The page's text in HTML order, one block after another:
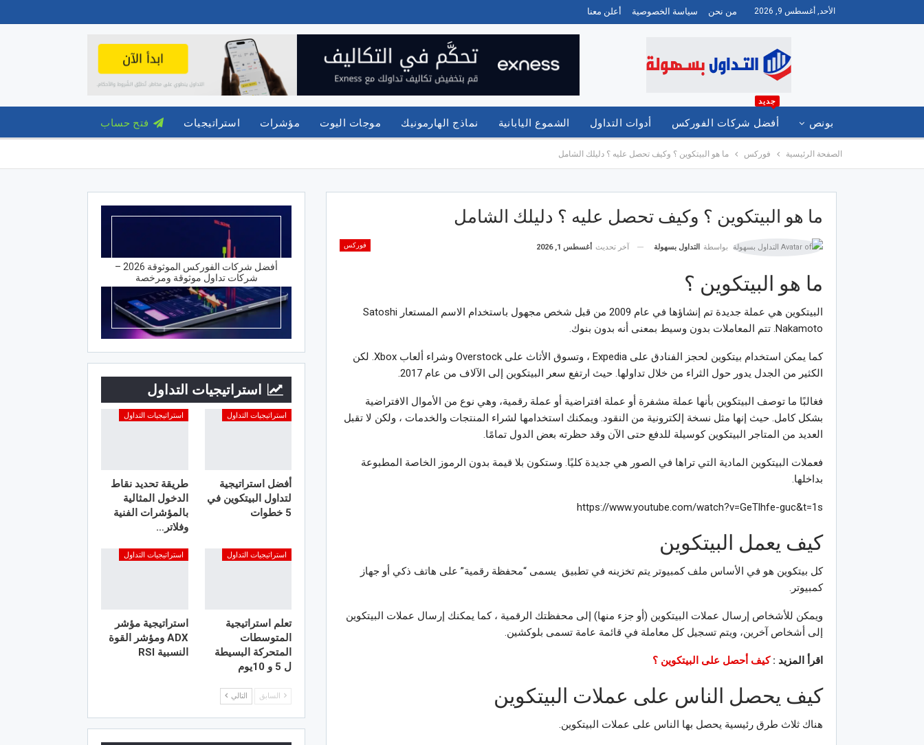
الأحد, أغسطس 9, 2026 من نحن سياسة الخصوصية أعلن معنا
بونص أفضل شركات الفوركس
جديد
أدوات التداول الشموع اليابانية نماذج الهارمونيك موجات اليوت مؤشرات استراتيجيات فتح حساب
العربية
الصفحة الرئيسية فوركس ما هو البيتكوين ؟ وكيف تحصل عليه ؟ دليلك الشامل
ما هو البيتكوين ؟ وكيف تحصل عليه ؟ دليلك الشامل
فوركس بواسطة التداول بسهولة آخر تحديث أغسطس 1, 2026
ما هو البيتكوين ؟
البيتكوين هي عملة جديدة تم إنشاؤها في عام 2009 من قبل شخص مجهول باستخدام الاسم المستعار Satoshi
Nakamoto. تتم المعاملات بدون وسيط بمعنى أنه بدون بنوك.
كما يمكن استخدام بيتكوين لحجز الفنادق على Expedia ، وتسوق الأثاث على Overstock وشراء ألعاب Xbox. لكن
الكثير من الجدل يدور حول الثراء من خلال تداولها. حيث ارتفع سعر البيتكوين إلى الآلاف من عام 2017.
فغالبًا ما توصف البيتكوين بأنها عملة مشفرة أو عملة افتراضية أو عملة رقمية، وهي نوع من الأموال الافتراضية
بشكل كامل. حيث إنها مثل نسخة إلكترونية من النقود. ويمكنك استخدامها لشراء المنتجات والخدمات ، ولكن لا تقبل
العديد من المتاجر البيتكوين كوسيلة للدفع حتى الآن وقد حظرته بعض الدول تمامًا.
فعملات البيتكوين المادية التي تراها في الصور هي جديدة كليًا. وستكون بلا قيمة بدون الرموز الخاصة المطبوعة
بداخلها.
https://www.youtube.com/watch?v=GeTlhfe-guc&t=1s
كيف يعمل البيتكوين
كل بيتكوين هو في الأساس ملف كمبيوتر يتم تخزينه في تطبيق يسمى “محفظة رقمية” على هاتف ذكي أو جهاز
كمبيوتر.
ويمكن للأشخاص إرسال عملات البيتكوين (أو جزء منها) إلى محفظتك الرقمية ، كما يمكنك إرسال عملات البيتكوين
إلى أشخاص آخرين، ويتم تسجيل كل معاملة في قائمة عامة تسمى بلوكشين.
اقرأ المزيد :كيف أحصل على البيتكوين ؟
كيف يحصل الناس على عملات البيتكوين
هناك ثلاث طرق رئيسية يحصل بها الناس على عملات البيتكوين.
أفضل شركات الفوركس الموثوقة 2026 –
شركات تداول موثوقة ومرخصة
استراتيجيات التداول
استراتيجيات التداول
أفضل استراتيجية
لتداول البيتكوين في
5 خطوات
استراتيجيات التداول
طريقة تحديد نقاط
الدخول المثالية
بالمؤشرات الفنية
وفلاتر…
استراتيجيات التداول
تعلم استراتيجية
المتوسطات
المتحركة البسيطة
ل 5 و 10يوم
استراتيجيات التداول
استراتيجية مؤشر
ADX ومؤشر القوة
النسبية RSI
السابق التالي